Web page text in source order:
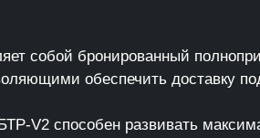
собой бронированный
обеспечить доставку
V2 способен развивать